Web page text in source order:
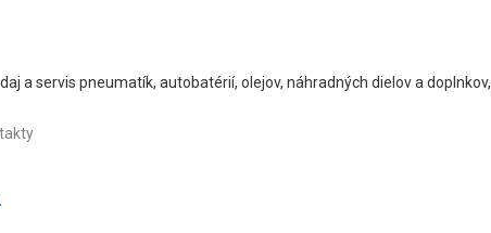
a servis pneumatík, autobatérií, olejov, náhradných dielov a doplnkov,